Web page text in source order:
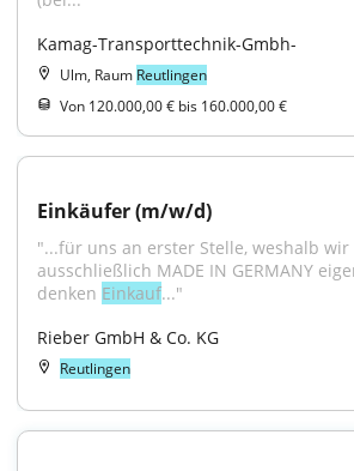
Kamag-Transporttechnik-Gmbh-
Ulm, Raum Reutlingen
Von 120.000,00 € bis 160.000,00 €
Einkäufer (m/w/d)
"...für uns an erster Stelle, weshalb
ausschließlich MADE IN GERMANY
denken Einkauf..."
Rieber GmbH & Co. KG
Reutlingen